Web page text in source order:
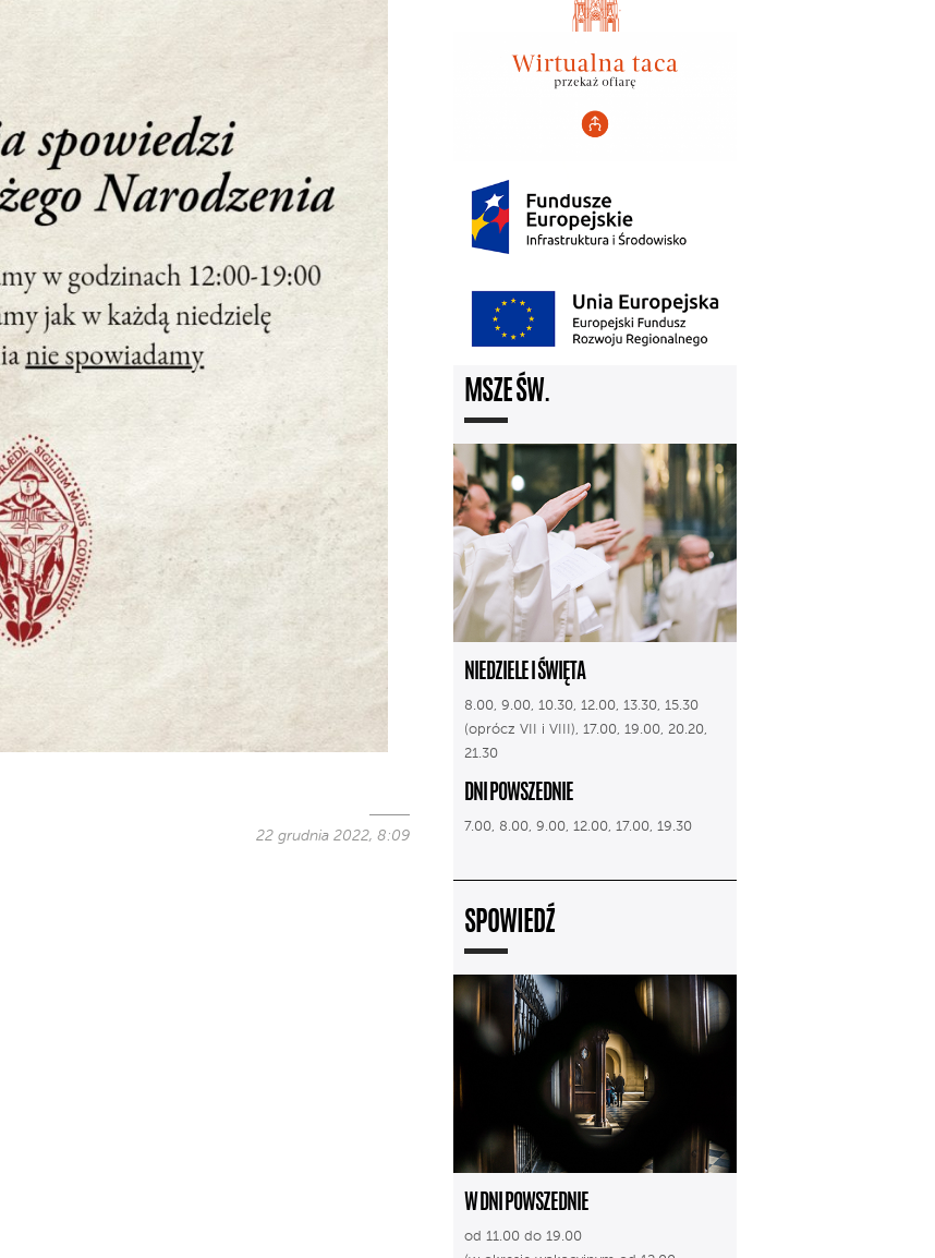
22 grudnia 2022, 8:09
MSZE ŚW.
NIEDZIELE I ŚWIĘTA
8.00, 9.00, 10.30, 12.00, 13.30, 15.30
(oprócz VII i VIII), 17.00, 19.00, 20.20,
21.30
DNI POWSZEDNIE
7.00, 8.00, 9.00, 12.00, 17.00, 19.30
SPOWIEDŹ
W DNI POWSZEDNIE
od 11.00 do 19.00